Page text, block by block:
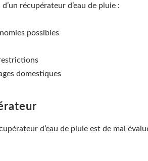
récupérateur d’eau de pluie :
possibles
domestiques
d’eau de pluie est de mal